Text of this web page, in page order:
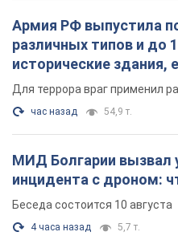
Армия РФ выпустила
различных типов и до
исторические здания,
Фото и видео
Для террора враг применил
час назад 54,9 т.
МИД Болгарии вызвал
инцидента с дроном:
Беседа состоится 10 августа
4 часа назад 5,7 т.